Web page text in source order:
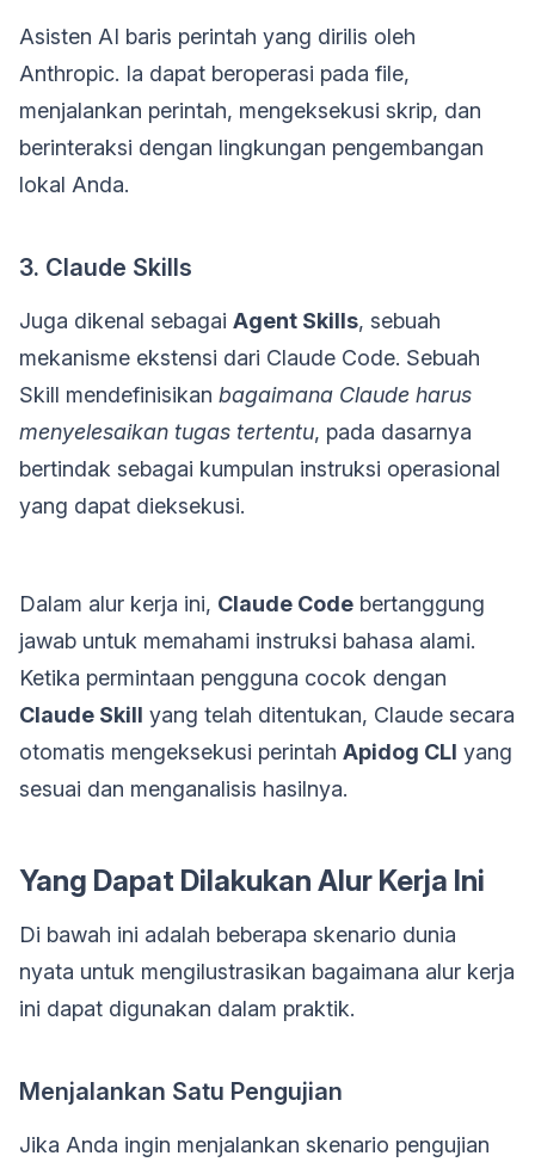
Asisten AI baris perintah yang dirilis oleh
Anthropic. Ia dapat beroperasi pada file,
menjalankan perintah, mengeksekusi skrip, dan
berinteraksi dengan lingkungan pengembangan
lokal Anda.
3. Claude Skills
Juga dikenal sebagai Agent Skills, sebuah
mekanisme ekstensi dari Claude Code. Sebuah
Skill mendefinisikan bagaimana Claude harus
menyelesaikan tugas tertentu, pada dasarnya
bertindak sebagai kumpulan instruksi operasional
yang dapat dieksekusi.
Dalam alur kerja ini, Claude Code bertanggung
jawab untuk memahami instruksi bahasa alami.
Ketika permintaan pengguna cocok dengan
Claude Skill yang telah ditentukan, Claude secara
otomatis mengeksekusi perintah Apidog CLI yang
sesuai dan menganalisis hasilnya.
Yang Dapat Dilakukan Alur Kerja Ini
Di bawah ini adalah beberapa skenario dunia
nyata untuk mengilustrasikan bagaimana alur kerja
ini dapat digunakan dalam praktik.
Menjalankan Satu Pengujian
Jika Anda ingin menjalankan skenario pengujian